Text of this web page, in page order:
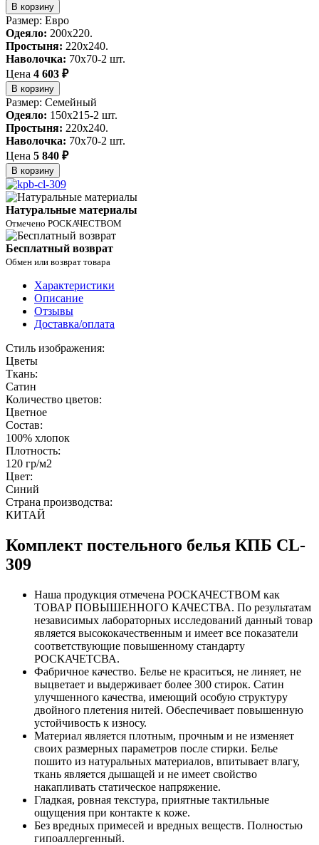
В корзину
Размер: Евро
Одеяло: 200x220.
Простыня: 220x240.
Наволочка: 70x70-2 шт.
Цена 4 603 ₽
В корзину
Размер: Семейный
Одеяло: 150x215-2 шт.
Простыня: 220x240.
Наволочка: 70x70-2 шт.
Цена 5 840 ₽
В корзину
Натуральные материалы
Отмечено РОСКАЧЕСТВОМ
Бесплатный возврат
Обмен или возврат товара
Характеристики
Описание
Отзывы
Доставка/оплата
Стиль изображения:
Цветы
Ткань:
Сатин
Количество цветов:
Цветное
Состав:
100% хлопок
Плотность:
120 гр/м2
Цвет:
Синий
Страна производства:
КИТАЙ
Комплект постельного белья КПБ CL-
309
Наша продукция отмечена РОСКАЧЕСТВОМ как
ТОВАР ПОВЫШЕННОГО КАЧЕСТВА. По результатам
независимых лабораторных исследований данный товар
является высококачественным и имеет все показатели
соответствующие повышенному стандарту
РОСКАЧЕТСВА.
Фабричное качество. Белье не краситься, не линяет, не
выцветает и выдерживает более 300 стирок. Сатин
улучшенного качества, имеющий особую структуру
двойного плетения нитей. Обеспечивает повышенную
устойчивость к износу.
Материал является плотным, прочным и не изменяет
своих размерных параметров после стирки. Белье
пошито из натуральных материалов, впитывает влагу,
ткань является дышащей и не имеет свойство
накапливать статическое напряжение.
Гладкая, ровная текстура, приятные тактильные
ощущения при контакте к коже.
Без вредных примесей и вредных веществ. Полностью
гипоаллергенный.